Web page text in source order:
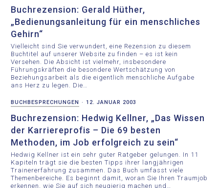
Buchrezension: Gerald Hüther,
„Bedienungsanleitung für ein menschliches
Gehirn“
Vielleicht sind Sie verwundert, eine Rezension zu diesem
Buchtitel auf unserer Website zu finden – es ist kein
Versehen. Die Absicht ist vielmehr, insbesondere
Führungskräften die besondere Wertschätzung von
Beziehungsarbeit als die eigentlich menschliche Aufgabe
ans Herz zu legen. Die…
BUCHBESPRECHUNGEN · 12. JANUAR 2003
Buchrezension: Hedwig Kellner, „Das Wissen
der Karriereprofis – Die 69 besten
Methoden, im Job erfolgreich zu sein“
Hedwig Kellner ist ein sehr guter Ratgeber gelungen. In 11
Kapiteln trägt sie die besten Tipps ihrer langjährigen
Trainererfahrung zusammen. Das Buch umfasst viele
Themenbereiche. Es beginnt damit, woran Sie Ihren Traumjob
erkennen, wie Sie auf sich neugierig machen und…